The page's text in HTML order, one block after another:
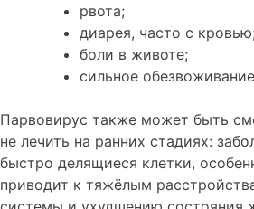
рвота;
диарея, часто с
боли в животе;
сильное
Парвовирус также может быть
не лечить на ранних стадиях:
быстро делящиеся клетки,
приводит к тяжёлым